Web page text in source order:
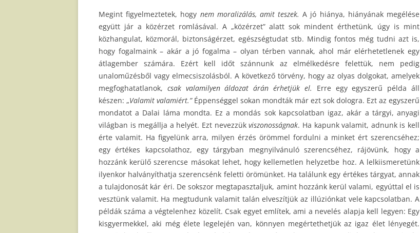
Megint figyelmeztetek, hogy nem moralizálás, amit teszek.A jó hiánya, hiányának megélése
együtt jár a közérzet romlásával. A „közérzet” alatt sok mindent érthetünk, úgy is mint
közhangulat, közmorál, biztonságérzet, egészségtudat stb. Mindig fontos még tudni azt is,
hogy fogalmaink – akár a jó fogalma – olyan térben vannak, ahol már elérhetetlenek egy
átlagember számára. Ezért kell időt szánnunk az elmélkedésre felettük, nem pedig
unaloműzésből vagy elmecsiszolásból. A következő törvény, hogy az olyas dolgokat, amelyek
megfoghatatlanok, csak valamilyen áldozat árán érhetjük el.
Erre egy egyszerű példa áll
készen: „Valamit valamiért.”Éppenséggel sokan mondták már ezt sok dologra. Ezt az egyszerű
mondatot a Dalai láma mondta. Ez a mondás sok kapcsolatban igaz, akár a tárgyi, anyagi
világban is megállja a helyét. Ezt nevezzükviszonosságnak. Ha kapunk valamit, adnunk is kell
érte valamit. Ha figyelünk arra, milyen érzés örömmel fordulni a minket ért szerencséhez;
egy értékes kapcsolathoz, egy tárgyban megnyilvánuló szerencséhez, rájövünk, hogy a
hozzánk kerülő szerencse másokat lehet, hogy kellemetlen helyzetbe hoz. A lelkiismeretünk
ilyenkor halványíthatja szerencsénk feletti örömünket. Ha találunk egy értékes tárgyat, annak
a tulajdonosát kár éri. De sokszor megtapasztaljuk, amint hozzánk kerül valami, egyúttal el is
vesztünk valamit. Ha megtudunk valamit talán elveszítjük az illúziónkat vele kapcsolatban. A
példák száma a végtelenhez közelít. Csak egyet említek, ami a nevelés alapja kell legyen: Egy
kisgyermekkel, aki még élete legelején van, könnyen megértethetjük az igaz élet lényegét.